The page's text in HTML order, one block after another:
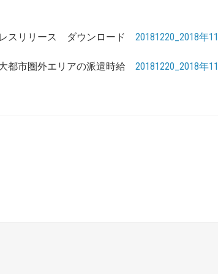
スリリース ダウンロード 20181220_2018年
都市圏外エリアの派遣時給 20181220_2018年